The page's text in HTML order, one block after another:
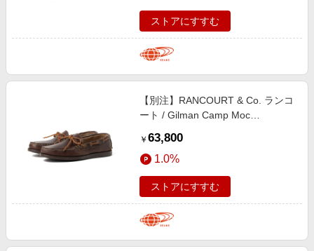
ストアにすすむ
【別注】RANCOURT & Co. ランコ
ート / Gilman Camp Moc
Carolina Brown 10
￥ 63,800
1.0%
ストアにすすむ